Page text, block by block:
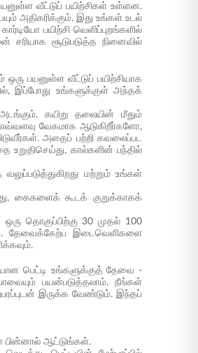
வீட்டுப் பயிற்சிகள் உள்ளன.
அதிகரிக்கும். இது உங்கள் உடல்
பயிற்சி வெளிப்புறங்களில்
சரியாக சூடுபடுத்த நினைவில்
பயனுள்ள வீட்டுப் பயிற்சியாக
இப்போது உங்களுக்குள் அந்தக்
கயிறு தலையின் மீதும்
வேகமாக ஆடுகிறீர்களோ,
அதைப் பற்றி கவலைப்பட
கால்களின் பந்தில்
மற்றும் உங்கள்
கைகளைக் கூடக் குறுக்காகக்
தொகுப்பிற்கு 30 முதல் 100
தேவைக்கேற்ப இடைவெளிகளை
பெட்டி உங்களுக்குத் தேவை -
பயன்படுத்தலாம். நீங்கள்
இருக்க வேண்டும். இந்தப்
பின்னால் ஆட்டுங்கள்.